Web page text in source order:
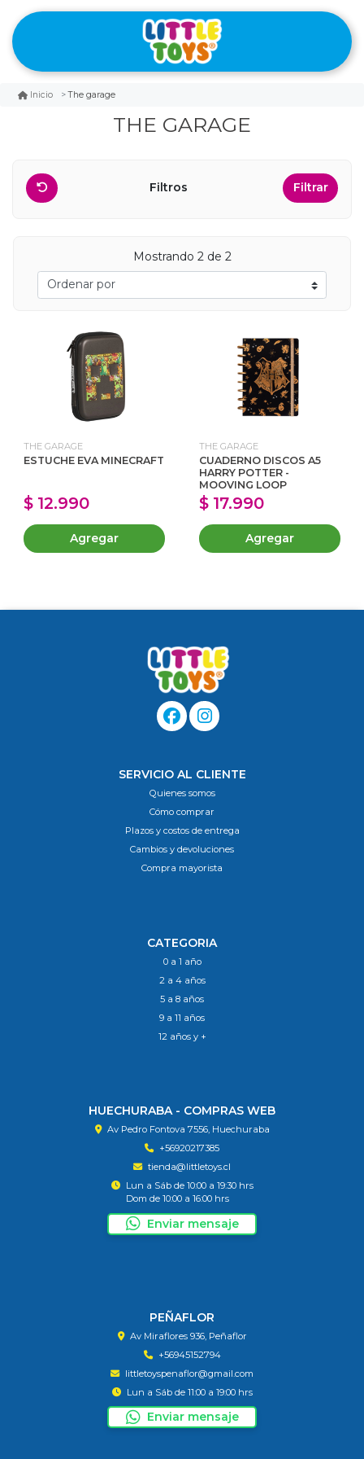
Inicio The garage
THE GARAGE
Filtros Filtrar
Mostrando 2 de 2
THE GARAGE
ESTUCHE EVA MINECRAFT
$ 12.990
Agregar
THE GARAGE
CUADERNO DISCOS A5
HARRY POTTER -
MOOVING LOOP
$ 17.990
Agregar
SERVICIO AL CLIENTE
Quienes somos
Cómo comprar
Plazos y costos de entrega
Cambios y devoluciones
Compra mayorista
CATEGORIA
0 a 1 año
2 a 4 años
5 a 8 años
9 a 11 años
12 años y +
HUECHURABA - COMPRAS WEB
Av Pedro Fontova 7556, Huechuraba
+56920217385
tienda@littletoys.cl
Lun a Sáb de 10:00 a 19:30 hrs
Dom de 10:00 a 16:00 hrs
Enviar mensaje
PEÑAFLOR
Av Miraflores 936, Peñaflor
+56945152794
littletoyspenaflor@gmail.com
Lun a Sáb de 11:00 a 19:00 hrs
Enviar mensaje